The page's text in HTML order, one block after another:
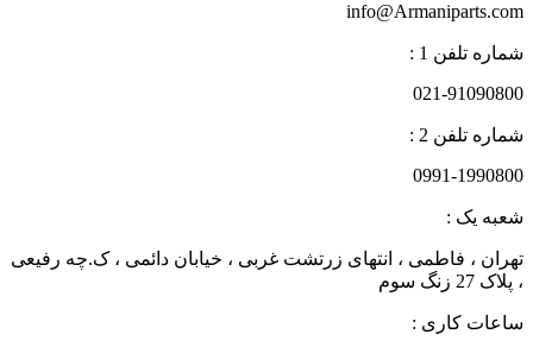
info@Armaniparts.com
شماره تلفن 1 :
021-91090800
شماره تلفن 2 :
0991-1990800
شعبه یک :
تهران ، فاطمی ، انتهای زرتشت غربی ، خیابان دائمی ، ک.چه رفیعی
، پلاک 27 زنگ سوم
ساعات کاری :